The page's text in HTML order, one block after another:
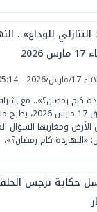
التنازلي للوداع»..
2026 - 05:14 م
كام رمضان؟».. مع
الموافق 17
ومغاربها السؤال
«النهاردة كام رمضان؟».